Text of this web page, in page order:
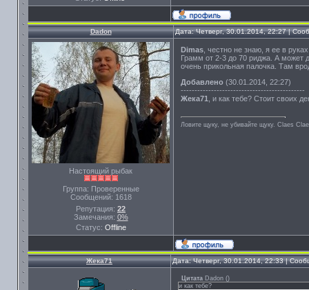
Dadon Дата: Четверг, 30.01.2014, 22:27 |
Настоящий рыбак
Группа: Проверенные
Сообщений: 1618
Репутация: 22
Замечания: 0%
Статус: Offline
Dimas , честно не знаю, я ее в
Грамм от 2-3 до 70 риджа. А может
очень прикольная палочка. Там
Добавлено (30.01.2014, 22:27)
---------------------------------------------
Жека71
, и как тебе? Стоит своих
Ловите щуку, не убивайте щуку. Сlaes
Жека71 Дата: Четверг, 30.01.2014, 22:33 |
Цитата Dadon ()
и как тебе?